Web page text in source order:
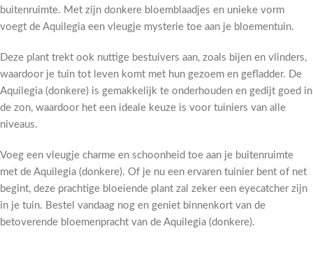
buitenruimte. Met zijn donkere bloemblaadjes en unieke vorm
voegt de Aquilegia een vleugje mysterie toe aan je bloementuin.
Deze plant trekt ook nuttige bestuivers aan, zoals bijen en vlinders,
waardoor je tuin tot leven komt met hun gezoem en gefladder. De
Aquilegia (donkere) is gemakkelijk te onderhouden en gedijt goed in
de zon, waardoor het een ideale keuze is voor tuiniers van alle
niveaus.
Voeg een vleugje charme en schoonheid toe aan je buitenruimte
met de Aquilegia (donkere). Of je nu een ervaren tuinier bent of net
begint, deze prachtige bloeiende plant zal zeker een eyecatcher zijn
in je tuin. Bestel vandaag nog en geniet binnenkort van de
betoverende bloemenpracht van de Aquilegia (donkere).